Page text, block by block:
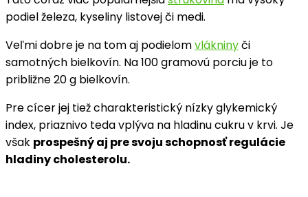
podiel železa, kyseliny listovej či medi.
Veľmi dobre je na tom aj podielomvlákninyči
samotných bielkovín. Na 100 gramovú porciu je to
približne 20 g bielkovín.
Pre cícer jej tiež charakteristický nízky glykemický
index, priaznivo teda vplýva na hladinu cukru v krvi. Je
však prospešný aj pre svoju schopnosť regulácie
hladiny cholesterolu.